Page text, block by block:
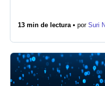
Educación
Sala de prensa
13 min de lectura • por Suri